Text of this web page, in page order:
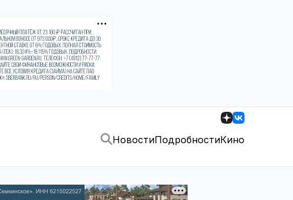
НовостиПодробностиКино